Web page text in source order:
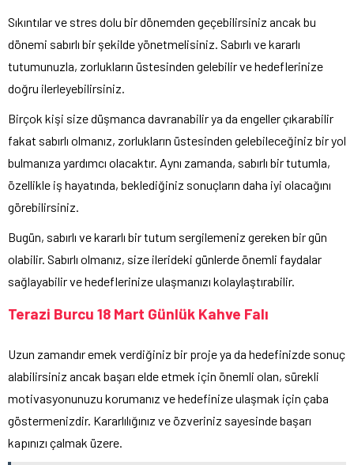
Sıkıntılar ve stres dolu bir dönemden geçebilirsiniz ancak bu
dönemi sabırlı bir şekilde yönetmelisiniz. Sabırlı ve kararlı
tutumunuzla, zorlukların üstesinden gelebilir ve hedeflerinize
doğru ilerleyebilirsiniz.
Birçok kişi size düşmanca davranabilir ya da engeller çıkarabilir
fakat sabırlı olmanız, zorlukların üstesinden gelebileceğiniz bir yol
bulmanıza yardımcı olacaktır. Aynı zamanda, sabırlı bir tutumla,
özellikle iş hayatında, beklediğiniz sonuçların daha iyi olacağını
görebilirsiniz.
Bugün, sabırlı ve kararlı bir tutum sergilemeniz gereken bir gün
olabilir. Sabırlı olmanız, size ilerideki günlerde önemli faydalar
sağlayabilir ve hedeflerinize ulaşmanızı kolaylaştırabilir.
Terazi Burcu 18 Mart Günlük Kahve Falı
Uzun zamandır emek verdiğiniz bir proje ya da hedefinizde sonuç
alabilirsiniz ancak başarı elde etmek için önemli olan, sürekli
motivasyonunuzu korumanız ve hedefinize ulaşmak için çaba
göstermenizdir. Kararlılığınız ve özveriniz sayesinde başarı
kapınızı çalmak üzere.